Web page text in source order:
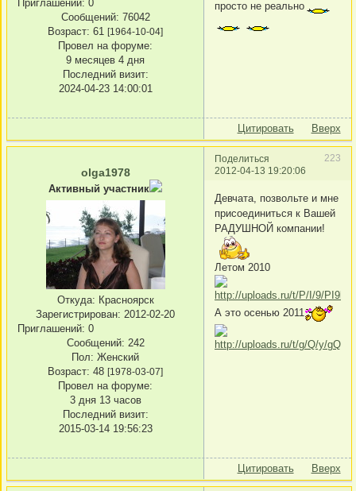
Приглашений: 0
Сообщений: 76042
Возраст: 61 [1964-10-04]
Провел на форуме:
9 месяцев 4 дня
Последний визит:
2024-04-23 14:00:01
просто не реально
Цитировать Вверх
Поделиться
223
2012-04-13 19:20:06
olga1978
Активный участник
Откуда: Красноярск
Зарегистрирован: 2012-02-20
Приглашений: 0
Сообщений: 242
Пол: Женский
Возраст: 48 [1978-03-07]
Провел на форуме:
3 дня 13 часов
Последний визит:
2015-03-14 19:56:23
Девчата, позвольте и мне
присоединиться к Вашей
РАДУШНОЙ компании!
Летом 2010
А это осенью 2011
Цитировать Вверх